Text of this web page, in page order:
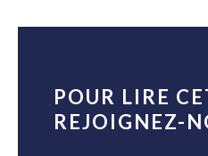
POUR LIRE
REJOIGNEZ-